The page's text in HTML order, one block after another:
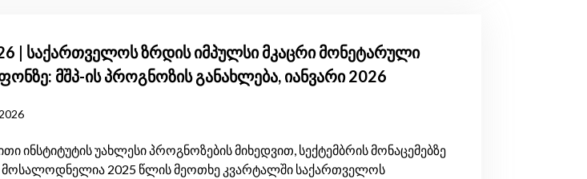
| საქართველოს ზრდის იმპულსი მკაცრი მონეტარული
მშპ-ის პროგნოზის განახლება, იანვარი 2026
ინსტიტუტის უახლესი პროგნოზების მიხედვით, სექტემბრის მონაცემებზე
2025 წლის მეოთხე კვარტალში საქართველოს